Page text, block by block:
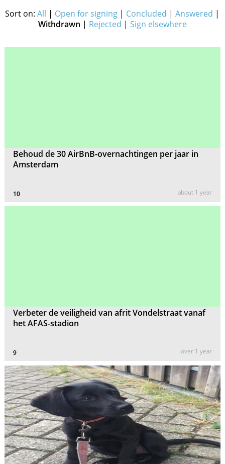
Sort on:All | Open for signing | Concluded |Answered |
Withdrawn | Rejected | Sign elsewhere
Behoud de 30 AirBnB-overnachtingen per jaar in
Amsterdam
10 about 1 year
Verbeter de veiligheid van afrit Vondelstraat vanaf
het AFAS-stadion
9 over 1 year